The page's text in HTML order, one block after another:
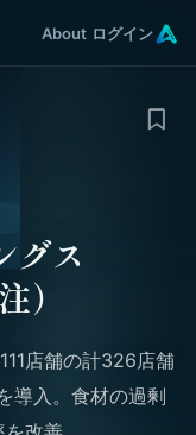
About ログイン
グス
）
店舗の計326店舗
導入。食材の過剰